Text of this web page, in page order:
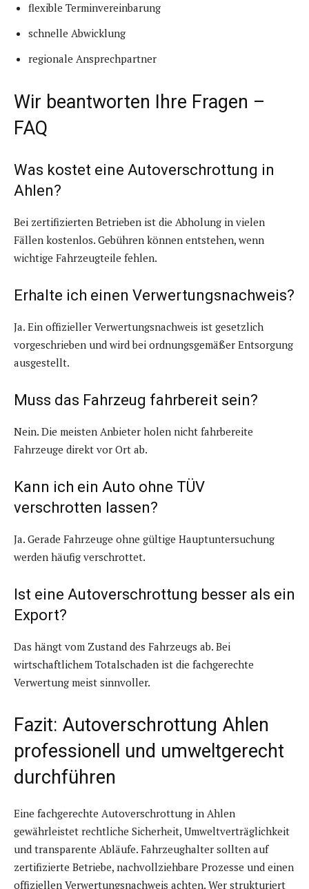
flexible Terminvereinbarung
schnelle Abwicklung
regionale Ansprechpartner
Wir beantworten Ihre Fragen –
FAQ
Was kostet eine Autoverschrottung in
Ahlen?
Bei zertifizierten Betrieben ist die Abholung in vielen
Fällen kostenlos. Gebühren können entstehen, wenn
wichtige Fahrzeugteile fehlen.
Erhalte ich einen Verwertungsnachweis?
Ja. Ein offizieller Verwertungsnachweis ist gesetzlich
vorgeschrieben und wird bei ordnungsgemäßer Entsorgung
ausgestellt.
Muss das Fahrzeug fahrbereit sein?
Nein. Die meisten Anbieter holen nicht fahrbereite
Fahrzeuge direkt vor Ort ab.
Kann ich ein Auto ohne TÜV
verschrotten lassen?
Ja. Gerade Fahrzeuge ohne gültige Hauptuntersuchung
werden häufig verschrottet.
Ist eine Autoverschrottung besser als ein
Export?
Das hängt vom Zustand des Fahrzeugs ab. Bei
wirtschaftlichem Totalschaden ist die fachgerechte
Verwertung meist sinnvoller.
Fazit: Autoverschrottung Ahlen
professionell und umweltgerecht
durchführen
Eine fachgerechte Autoverschrottung in Ahlen
gewährleistet rechtliche Sicherheit, Umweltverträglichkeit
und transparente Abläufe. Fahrzeughalter sollten auf
zertifizierte Betriebe, nachvollziehbare Prozesse und einen
offiziellen Verwertungsnachweis achten. Wer strukturiert